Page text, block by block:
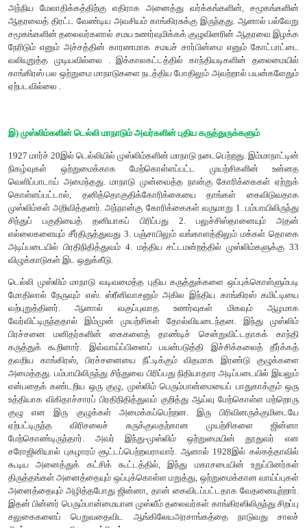
அலகாபாத்தில் மோதிலால் நேருவும் மதன் மோகன்
மோதிலால் நேருவின் குழுவினர் வெற்றி பெற்றதால்,
சேர்ந்தோர் மத உணர்வுகளைச் சுயநலத்திற்குப்
விசாரணை மேற்கொண்ட மாவட்ட நீதிபதி குரோஸ்த்வெயிட்
குடும்பத்தார் வேண்டுமென்றே இந்துக்களைத்
முஸ்லிம்களின் மீது எதிர்வினையாற்றியது எனத் தனது
குறிப்பிட்டுள்ளார்.
வகுப்புவாதம் பஞ்சாபில் ஒரு வலுவான இயக்கமாக
கொண்டது. 1924இல் பஞ்சாப் மாகாணம் இந்து, முஸ்லிம்
பிரிக்கப்பட வேண்டுமென லாலா லஜபதி ராய்
அரசியல் களத்தில் இந்துமத மறுமலர்ச்சிக்கு
பிரதிநிதித்துவப்படுத்திய இந்துமகாசபை அகண்ட
முழக்கத்தை முன் வைத்தது. இது முஸ்லிம் லீக்கின்
கோரிக்கைக்கு எதிராக வைக்கப்பட்டதாகும்.
நிறுவப்பட்டதிலிருந்து சுதந்திரப் போராட்டத்தில் அதன் பங்கு
இருந்தது. ஆங்கிலேய ஆட்சியை ஆதரிக்காத இந்து மகாசபை,
தேசிய இயக்கத்திற்கும் தனது முழுமையான ஆதரவை
அந்நிய மேலாதிக்கத்திற்கு எதிராக அனைத்து
ஆதரவைத் திரட்ட வேண்டிய அவசியம் காங்கிரசுக்கு இருந்தது.
சமூகங்களின் தலைவர்களால் சமய உணர்வுமிக்கக்
நேரிடும் எனும் அச்சத்தின் காரணமாக சமயச் சார்பின்மை